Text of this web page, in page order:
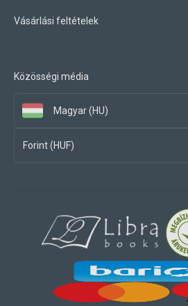
Vásárlási feltételek
Közösségi média
Magyar (HU)
Forint (HUF)